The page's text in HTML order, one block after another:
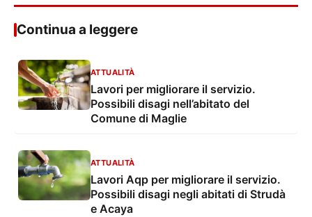
Continua a leggere
ATTUALITÀ
Lavori per migliorare il servizio.
Possibili disagi nell’abitato del
Comune di Maglie
ATTUALITÀ
Lavori Aqp per migliorare il servizio.
Possibili disagi negli abitati di Strudà
e Acaya